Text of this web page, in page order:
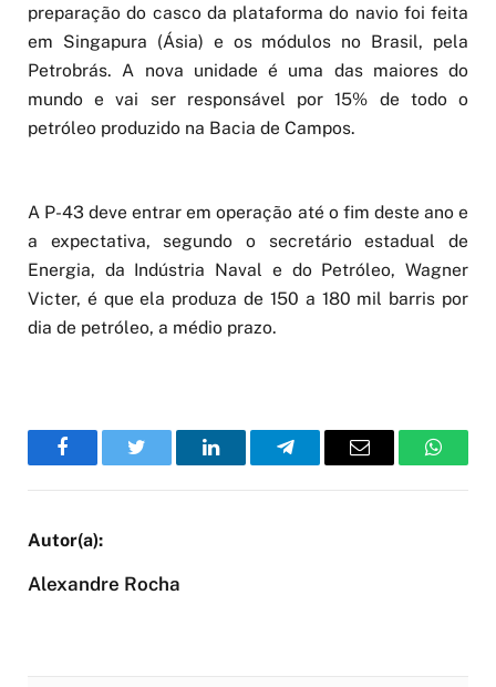
preparação do casco da plataforma do navio foi feita
em Singapura (Ásia) e os módulos no Brasil, pela
Petrobrás. A nova unidade é uma das maiores do
mundo e vai ser responsável por 15% de todo o
petróleo produzido na Bacia de Campos.
A P-43 deve entrar em operação até o fim deste ano e
a expectativa, segundo o secretário estadual de
Energia, da Indústria Naval e do Petróleo, Wagner
Victer, é que ela produza de 150 a 180 mil barris por
dia de petróleo, a médio prazo.
FacebookTwitter LinkedInTelegramEmail
Alexandre Rocha